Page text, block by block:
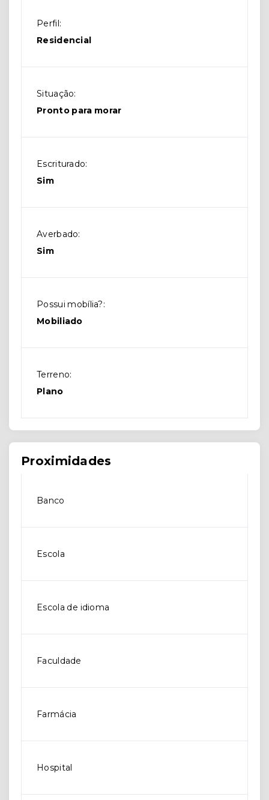
Perfil:
Residencial
Situação:
Pronto para morar
Escriturado:
Sim
Averbado:
Sim
Possui mobília?:
Mobiliado
Terreno:
Plano
Proximidades
Banco
Escola
Escola de idioma
Faculdade
Farmácia
Hospital